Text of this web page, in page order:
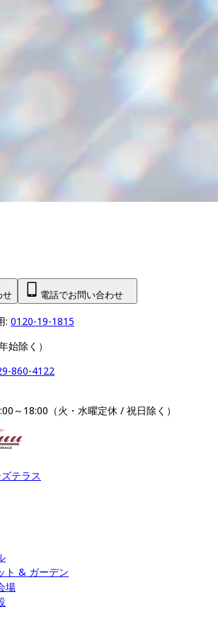
せ 電話でお問い合わせ
: 0120-19-1815
始除く）
860-4122
～18:00（火・水曜定休 / 祝日除く）
テラス
ト & ガーデン
場